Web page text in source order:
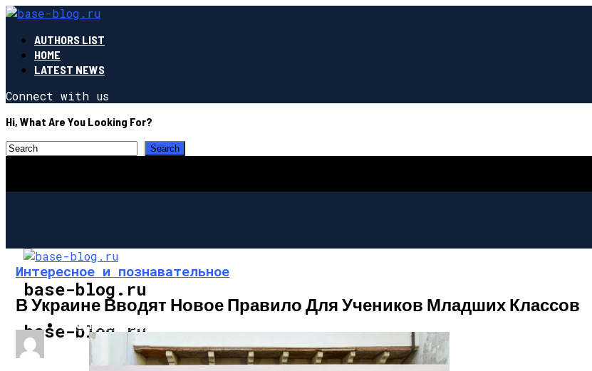
AUTHORS LIST
HOME
LATEST NEWS
Connect with us
Hi, What Are You Looking For?
base-blog.ru
base-blog.ru
ЭКОНОМИКА И ПОЛИТИКА
Интересное и познавательное
В Украине Вводят Новое Правило Для Учеников Младших Классов